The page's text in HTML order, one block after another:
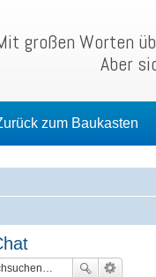
großen Worten
Aber
zum Baukasten